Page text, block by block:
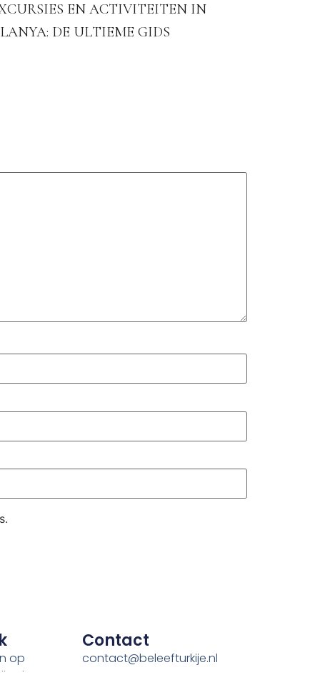
EN ACTIVITEITEN IN
DE ULTIEME GIDS
op
Contact
contact@beleefturkije.nl